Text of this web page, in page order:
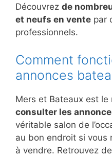
Découvrez de
et neufs en vente par
professionnels.
Comment
annonces
Mers et Bateaux est
consulter les
véritable salon de
au bon endroit si vous
à vendre. Retrouvez